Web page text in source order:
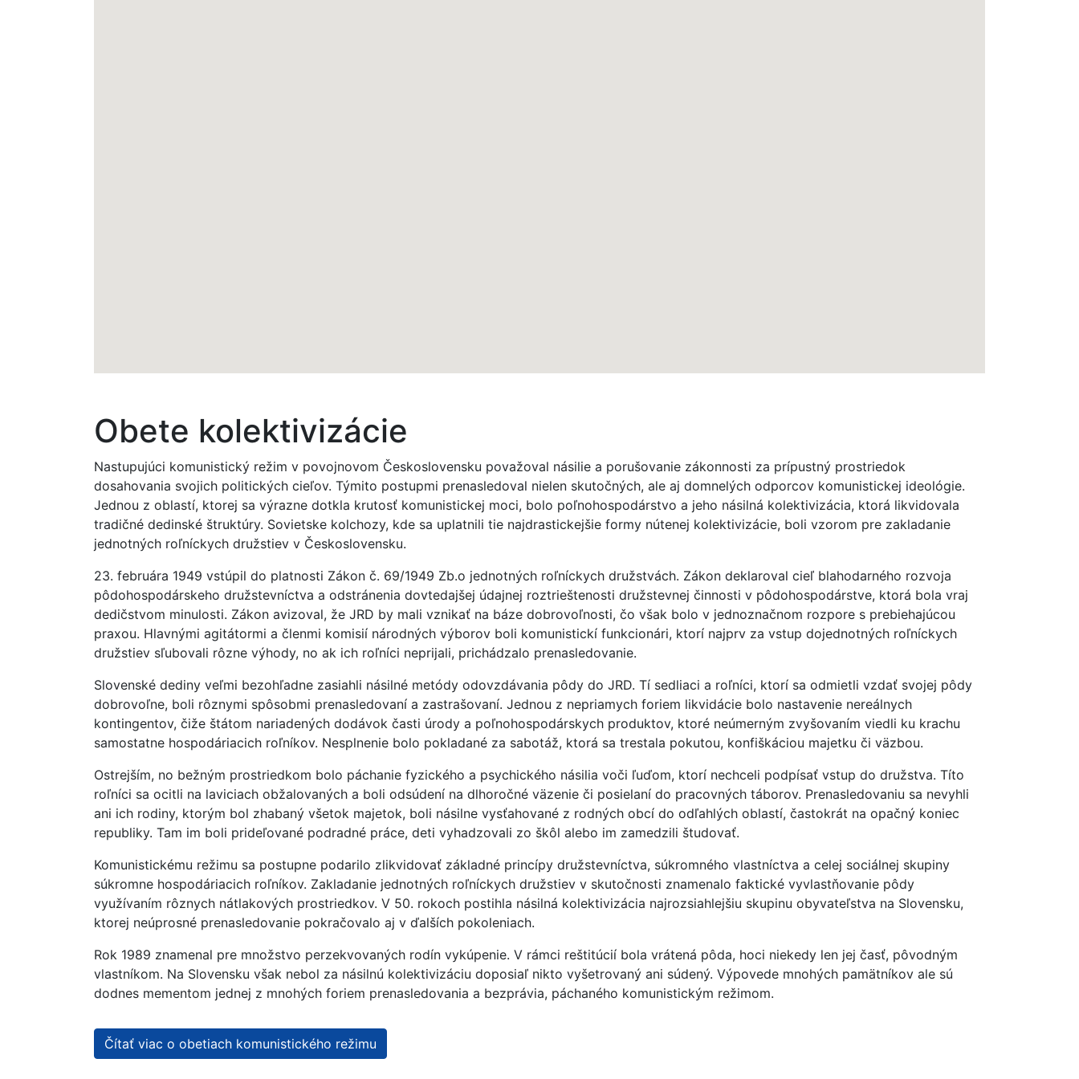
Obete kolektivizácie
Nastupujúci komunistický režim v povojnovom Československu považoval násilie a porušovanie zákonnosti za prípustný prostriedok
dosahovania svojich politických cieľov. Týmito postupmi prenasledoval nielen skutočných, ale aj domnelých odporcov komunistickej ideológie.
Jednou z oblastí, ktorej sa výrazne dotkla krutosť komunistickej moci, bolo poľnohospodárstvo a jeho násilná kolektivizácia, ktorá likvidovala
tradičné dedinské štruktúry. Sovietske kolchozy, kde sa uplatnili tie najdrastickejšie formy nútenej kolektivizácie, boli vzorom pre zakladanie
jednotných roľníckych družstiev v Československu.
23. februára 1949 vstúpil do platnosti Zákon č. 69/1949 Zb.o jednotných roľníckych družstvách. Zákon deklaroval cieľ blahodarného rozvoja
pôdohospodárskeho družstevníctva a odstránenia dovtedajšej údajnej roztrieštenosti družstevnej činnosti v pôdohospodárstve, ktorá bola vraj
dedičstvom minulosti. Zákon avizoval, že JRD by mali vznikať na báze dobrovoľnosti, čo však bolo v jednoznačnom rozpore s prebiehajúcou
praxou. Hlavnými agitátormi a členmi komisií národných výborov boli komunistickí funkcionári, ktorí najprv za vstup dojednotných roľníckych
družstiev sľubovali rôzne výhody, no ak ich roľníci neprijali, prichádzalo prenasledovanie.
Slovenské dediny veľmi bezohľadne zasiahli násilné metódy odovzdávania pôdy do JRD. Tí sedliaci a roľníci, ktorí sa odmietli vzdať svojej pôdy
dobrovoľne, boli rôznymi spôsobmi prenasledovaní a zastrašovaní. Jednou z nepriamych foriem likvidácie bolo nastavenie nereálnych
kontingentov, čiže štátom nariadených dodávok časti úrody a poľnohospodárskych produktov, ktoré neúmerným zvyšovaním viedli ku krachu
samostatne hospodáriacich roľníkov. Nesplnenie bolo pokladané za sabotáž, ktorá sa trestala pokutou, konfiškáciou majetku či väzbou.
Ostrejším, no bežným prostriedkom bolo páchanie fyzického a psychického násilia voči ľuďom, ktorí nechceli podpísať vstup do družstva. Títo
roľníci sa ocitli na laviciach obžalovaných a boli odsúdení na dlhoročné väzenie či posielaní do pracovných táborov. Prenasledovaniu sa nevyhli
ani ich rodiny, ktorým bol zhabaný všetok majetok, boli násilne vysťahované z rodných obcí do odľahlých oblastí, častokrát na opačný koniec
republiky. Tam im boli prideľované podradné práce, deti vyhadzovali zo škôl alebo im zamedzili študovať.
Komunistickému režimu sa postupne podarilo zlikvidovať základné princípy družstevníctva, súkromného vlastníctva a celej sociálnej skupiny
súkromne hospodáriacich roľníkov. Zakladanie jednotných roľníckych družstiev v skutočnosti znamenalo faktické vyvlastňovanie pôdy
využívaním rôznych nátlakových prostriedkov. V 50. rokoch postihla násilná kolektivizácia najrozsiahlejšiu skupinu obyvateľstva na Slovensku,
ktorej neúprosné prenasledovanie pokračovalo aj v ďalších pokoleniach.
Rok 1989 znamenal pre množstvo perzekvovaných rodín vykúpenie. V rámci reštitúcií bola vrátená pôda, hoci niekedy len jej časť, pôvodným
vlastníkom. Na Slovensku však nebol za násilnú kolektivizáciu doposiaľ nikto vyšetrovaný ani súdený. Výpovede mnohých pamätníkov ale sú
dodnes mementom jednej z mnohých foriem prenasledovania a bezprávia, páchaného komunistickým režimom.